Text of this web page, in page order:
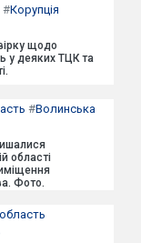
#Корупція
щодо
у деяких ТЦК та
#Волинська
області
Фото.